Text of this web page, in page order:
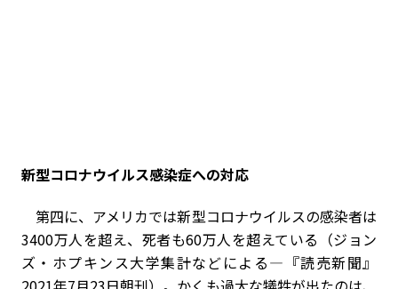
新型コロナウイルス感染症への対応
第四に、アメリカでは新型コロナウイルスの感染者は
3400万人を超え、死者も60万人を超えている（ジョン
ズ・ホプキンス大学集計などによる―『読売新聞』